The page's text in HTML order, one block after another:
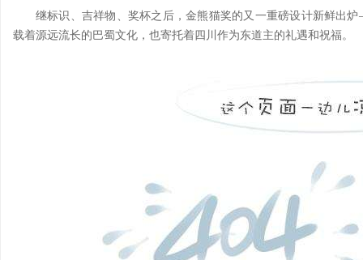
继标识、吉祥物、奖杯之后，金熊猫奖的又一重磅设计新鲜出
载着源远流长的巴蜀文化，也寄托着四川作为东道主的礼遇和祝福。